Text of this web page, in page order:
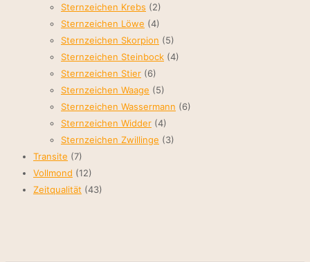
Sternzeichen Krebs (2)
Sternzeichen Löwe (4)
Sternzeichen Skorpion (5)
Sternzeichen Steinbock (4)
Sternzeichen Stier (6)
Sternzeichen Waage (5)
Sternzeichen Wassermann (6)
Sternzeichen Widder (4)
Sternzeichen Zwillinge (3)
Transite (7)
Vollmond (12)
Zeitqualität (43)